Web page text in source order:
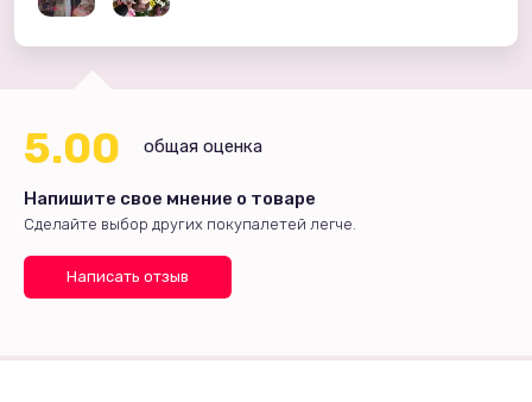
Напишите свое мнение о товаре
Сделайте выбор других покупалетей легче.
Написать отзыв
5.00 общая оценка